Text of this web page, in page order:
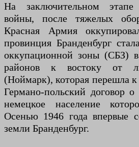
На заключительном
войны, после тяжелых
Красная Армия
провинция Бранденбург
оккупационной зоны (СБЗ)
районов к востоку от
(Ноймарк), которая перешла
Германо-польский договор
немецкое население
Осенью 1946 года впервые
земли Бранденбург.